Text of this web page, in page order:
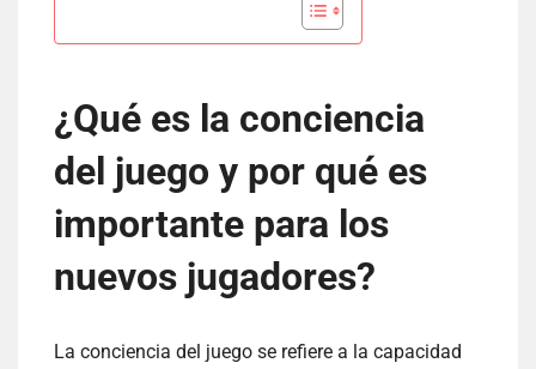
¿Qué es la conciencia
del juego y por qué es
importante para los
nuevos jugadores?
La conciencia del juego se refiere a la capacidad